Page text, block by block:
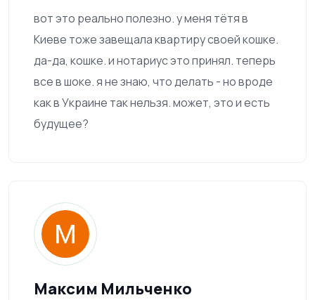
вот это реально полезно. у меня тётя в
Киеве тоже завещала квартиру своей кошке.
да-да, кошке. и нотариус это принял. теперь
все в шоке. я не знаю, что делать - но вроде
как в Украине так нельзя. может, это и есть
будущее?
Максим Мильченко